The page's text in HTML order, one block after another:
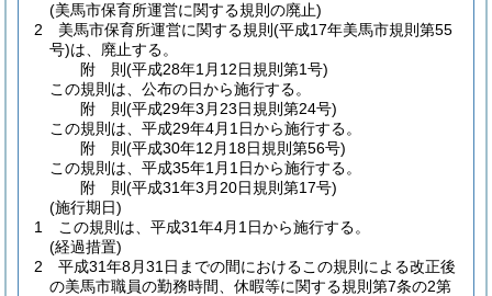
(美馬市保育所運営に関する規則の廃止)
2
美馬市保育所運営に関する規則 (平成17年美馬市規則第55
号)は、廃止する。
附 則(平成28年1月12日規則第1号)
この規則は、公布の日から施行する。
附 則(平成29年3月23日規則第24号)
この規則は、平成29年4月1日から施行する。
附 則(平成30年12月18日規則第56号)
この規則は、平成35年1月1日から施行する。
附 則(平成31年3月20日規則第17号)
(施行期日)
1
この規則は、平成31年4月1日から施行する。
(経過措置)
2
平成31年8月31日までの間におけるこの規則による改正後
の美馬市職員の勤務時間、休暇等に関する規則第7条の2第